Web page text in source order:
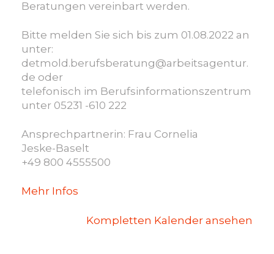
Beratungen vereinbart werden.
Bitte melden Sie sich bis zum 01.08.2022 an
unter:
detmold.berufsberatung@arbeitsagentur.
de oder
telefonisch im Berufsinformationszentrum
unter 05231 -610 222
Ansprechpartnerin: Frau Cornelia
Jeske-Baselt
+49 800 4555500
Mehr Infos
Kompletten Kalender ansehen